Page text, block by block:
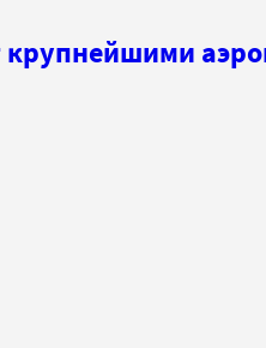
крупнейшими